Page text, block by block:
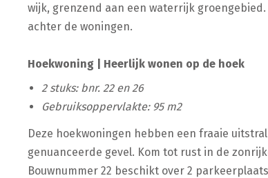
wijk, grenzend aan een waterrijk
achter de woningen.
Hoekwoning | Heerlijk wonen op de hoek
2 stuks: bnr. 22 en 26
Gebruiksoppervlakte: 95 m2
Deze hoekwoningen hebben een fraaie
genuanceerde gevel. Kom tot rust in de
Bouwnummer 22 beschikt over 2